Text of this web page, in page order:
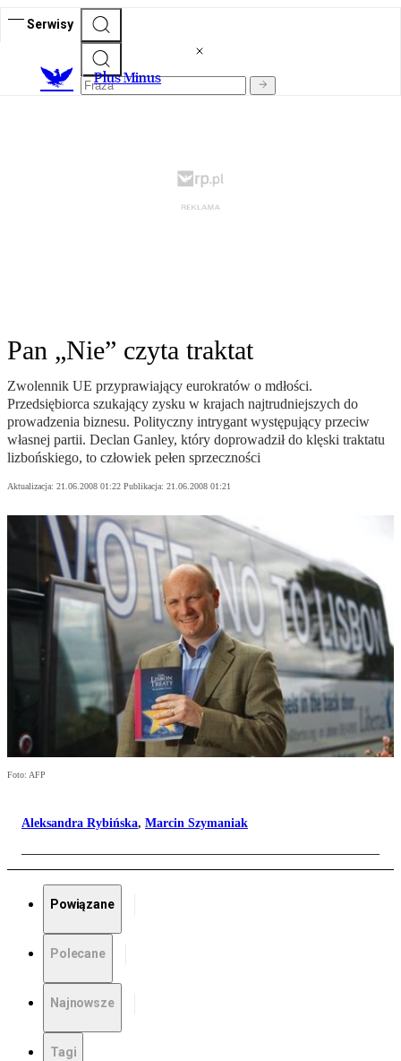
Serwisy
Plus Minus
Pan „Nie” czyta traktat
Zwolennik UE przyprawiający eurokratów o mdłości.
Przedsiębiorca szukający zysku w krajach najtrudniejszych do
prowadzenia biznesu. Polityczny intrygant występujący przeciw
własnej partii. Declan Ganley, który doprowadził do klęski traktatu
lizbońskiego, to człowiek pełen sprzeczności
Aktualizacja: 21.06.2008 01:22 Publikacja: 21.06.2008 01:21
Foto: AFP
Aleksandra Rybińska, Marcin Szymaniak
Powiązane
Polecane
Najnowsze
Tagi